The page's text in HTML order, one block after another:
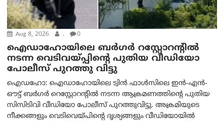
Aug 8, 2026 . 0
ഐഡാഹോയിലെ ബർഗർ റസ്റ്റോറന്റിൽ
നടന്ന വെടിവയ്പ്പിന്റെ പുതിയ വീഡിയോ
പോലീസ് പുറത്തു വിട്ടു
ഐഡഹോ: ഐഡാഹോയിലെ ട്വിൻ ഫാൾസിലെ ഇൻ-എൻ-
ഔട്ട് ബർഗർ റെസ്റ്റോറന്റിൽ നടന്ന ആക്രമണത്തിന്റെ പുതിയ
സിസിടിവി വീഡിയോ പോലീസ് പുറത്തുവിട്ടു. അക്രമിയുടെ
നീക്കങ്ങളും വെടിവെയ്പിന്റെ ദൃശ്യങ്ങളും വീഡിയോയില്‍